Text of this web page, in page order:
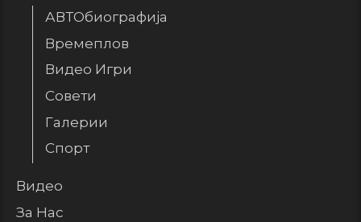
АВТОбиографија
Времеплов
Видео Игри
Совети
Галерии
Спорт
Видео
За Нас